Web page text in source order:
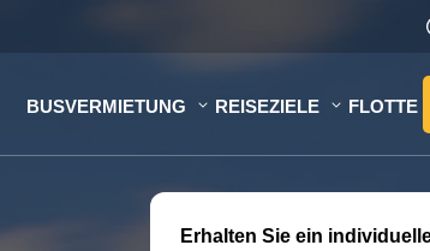
BUSVERMIETUNG REISEZIELE FLOTTE
Erhalten Sie ein